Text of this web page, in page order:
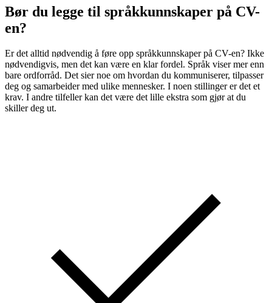
Bør du legge til språkkunnskaper på CV-
en?
Er det alltid nødvendig å føre opp språkkunnskaper på CV-en? Ikke
nødvendigvis, men det kan være en klar fordel. Språk viser mer enn
bare ordforråd. Det sier noe om hvordan du kommuniserer, tilpasser
deg og samarbeider med ulike mennesker. I noen stillinger er det et
krav. I andre tilfeller kan det være det lille ekstra som gjør at du
skiller deg ut.